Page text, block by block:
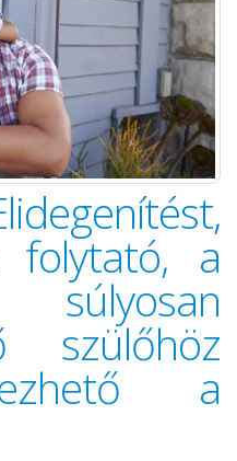
folytató, a
súlyosan
szülőhöz
a